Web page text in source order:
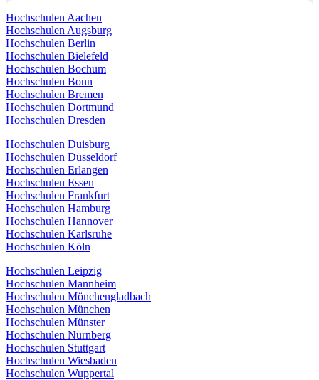
Hochschulen Aachen
Hochschulen Augsburg
Hochschulen Berlin
Hochschulen Bielefeld
Hochschulen Bochum
Hochschulen Bonn
Hochschulen Bremen
Hochschulen Dortmund
Hochschulen Dresden
Hochschulen Duisburg
Hochschulen Düsseldorf
Hochschulen Erlangen
Hochschulen Essen
Hochschulen Frankfurt
Hochschulen Hamburg
Hochschulen Hannover
Hochschulen Karlsruhe
Hochschulen Köln
Hochschulen Leipzig
Hochschulen Mannheim
Hochschulen Mönchengladbach
Hochschulen München
Hochschulen Münster
Hochschulen Nürnberg
Hochschulen Stuttgart
Hochschulen Wiesbaden
Hochschulen Wuppertal